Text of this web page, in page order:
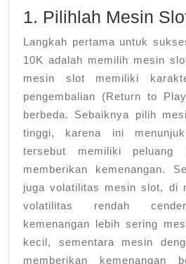
1. Pilihlah Mesin
Langkah pertama untuk
10K adalah memilih mesin
mesin slot memiliki
pengembalian (Return to
berbeda. Sebaiknya pilih
tinggi, karena ini
tersebut memiliki peluang
memberikan kemenangan.
juga volatilitas mesin slot, di
volatilitas rendah
kemenangan lebih sering
kecil, sementara mesin
memberikan kemenangan